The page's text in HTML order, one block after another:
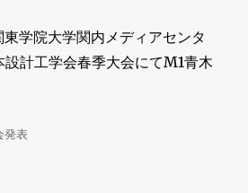
学院大学関内メディアセンタ
計工学会春季大会にてM1青木
発表